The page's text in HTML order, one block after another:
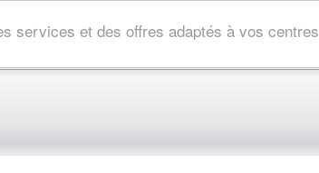
services et des offres adaptés à vos centres